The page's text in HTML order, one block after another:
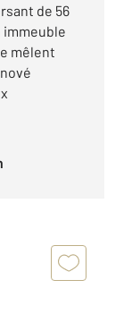
de 56
immeuble
mêlent